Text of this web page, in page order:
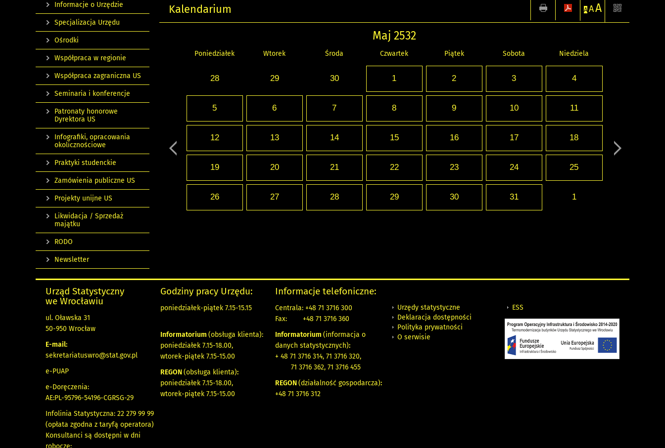
Kalendarium A AA
Maj 2532
Poniedziałek Wtorek Środa Czwartek Piątek Sobota Niedziela
28 29 30 1 2 3 4
5 6 7 8 9 10 11
12 13 14 15 16 17 18
19 20 21 22 23 24 25
26 27 28 29 30 31 1
Informacje o Urzędzie
Specjalizacja Urzędu
Ośrodki
Współpraca w regionie
Współpraca zagraniczna US
Seminaria i konferencje
Patronaty honorowe
Dyrektora US
Infografiki, opracowania
okolicznościowe
Praktyki studenckie
Zamówienia publiczne US
Projekty unijne US
Likwidacja / Sprzedaż
majątku
RODO
Newsletter
Urząd Statystyczny
we Wrocławiu
ul. Oławska 31
50-950 Wrocław
E-mail:
sekretariatuswro@stat.gov.pl
e-PUAP
e-Doręczenia:
AE:PL-95796-54196-CGRSG-29
Infolinia Statystyczna: 22 279 99 99
(opłata zgodna z taryfą operatora)
Konsultanci są dostępni w dni
robocze:
Godziny pracy Urzędu:
poniedziałek-piątek 7.15-15.15
Informatorium (obsługa klienta):
poniedziałek 7.15-18.00,
wtorek-piątek 7.15-15.00
REGON(obsługa klienta):
poniedziałek 7.15-18.00,
wtorek-piątek 7.15-15.00
Informacje telefoniczne:
Centrala: +48 71 3716 300
Fax:
+48 71 3716 360
Informatorium (informacja o
danych statystycznych):
+ 48 71 3716 314, 71 3716 320,
71 3716 362, 71 3716 455
REGON(działalność gospodarcza):
+48 71 3716 312
Urzędy statystyczne
Deklaracja dostępności
Polityka prywatności
O serwisie
ESS